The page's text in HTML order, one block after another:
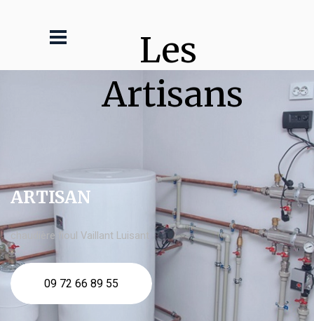
Les
Artisans
ARTISAN
chaudière fioul Vaillant Luisant
09 72 66 89 55